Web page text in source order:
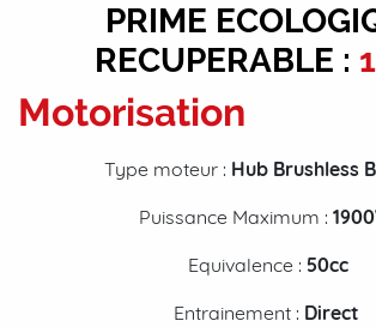
PRIME
RECUPERABLE :
Motorisation
Type moteur : Hub Brushless
Puissance Maximum :
Equivalence : 50cc
Entrainement : Direct